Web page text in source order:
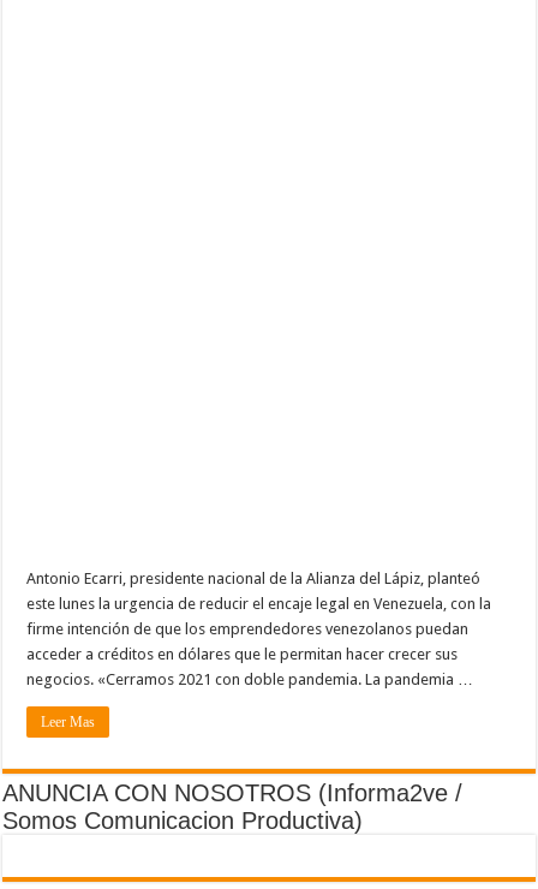
Antonio Ecarri, presidente nacional de la Alianza del Lápiz, planteó
este lunes la urgencia de reducir el encaje legal en Venezuela, con la
firme intención de que los emprendedores venezolanos puedan
acceder a créditos en dólares que le permitan hacer crecer sus
negocios. «Cerramos 2021 con doble pandemia. La pandemia …
Leer Mas
ANUNCIA CON NOSOTROS (Informa2ve /
Somos Comunicacion Productiva)